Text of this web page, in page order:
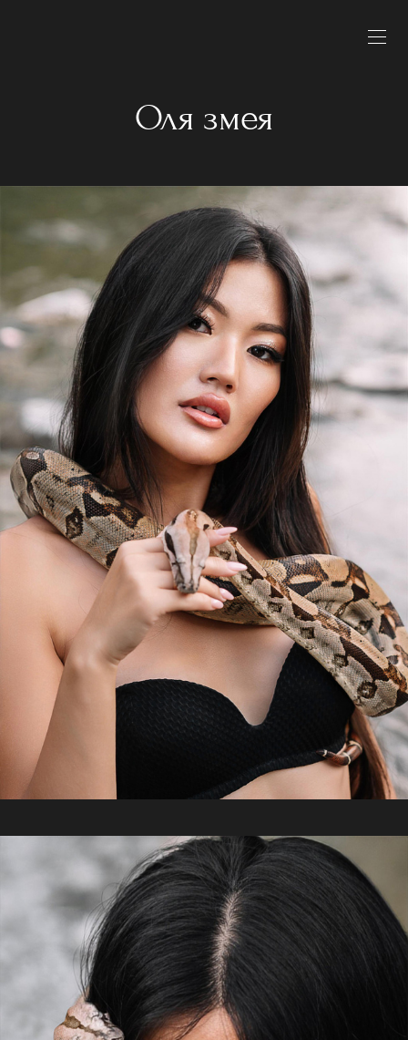
Оля змея